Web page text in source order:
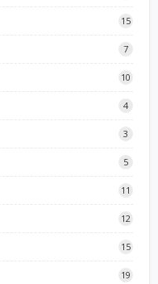
15
7
10
4
3
5
11
12
15
19